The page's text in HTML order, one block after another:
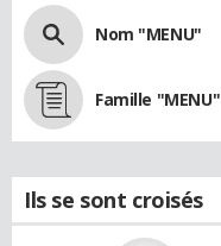
Nom "MENU"
Famille "MENU"
Ils se sont croisés